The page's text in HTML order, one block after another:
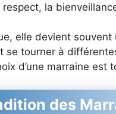
la
elle devient
se tourner à
d’une marraine est
des